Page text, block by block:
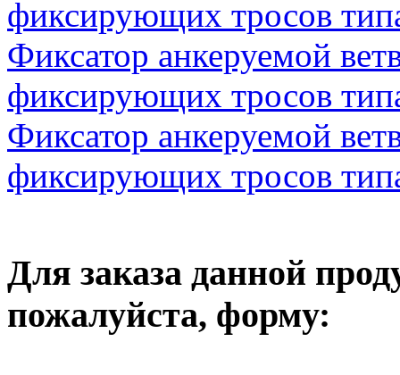
фиксирующих тросов
Фиксатор анкеруемой
фиксирующих тросов
Фиксатор анкеруемой
фиксирующих тросов
Для заказа данной
пожалуйста, форму: